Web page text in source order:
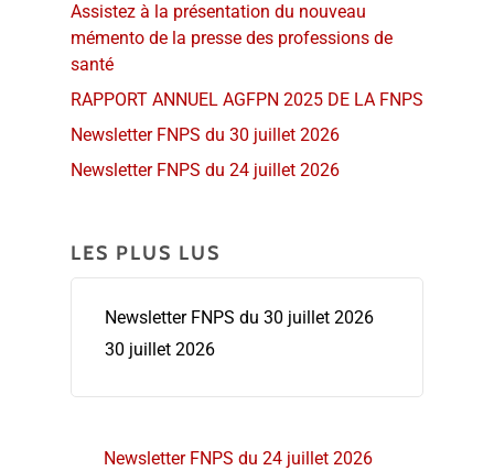
Assistez à la présentation du nouveau
mémento de la presse des professions de
santé
RAPPORT ANNUEL AGFPN 2025 DE LA FNPS
Newsletter FNPS du 30 juillet 2026
Newsletter FNPS du 24 juillet 2026
LES PLUS LUS
Newsletter FNPS du 30 juillet 2026
30 juillet 2026
Newsletter FNPS du 24 juillet 2026